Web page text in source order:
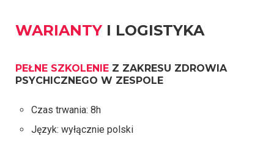
WARIANTY I LOGISTYKA
PEŁNE SZKOLENIE Z ZAKRESU ZDROWIA
PSYCHICZNEGO W ZESPOLE
Czas trwania: 8h
Język: wyłącznie polski